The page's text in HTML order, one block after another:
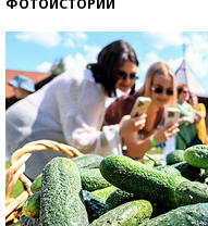
ФОТОИСТОРИИ